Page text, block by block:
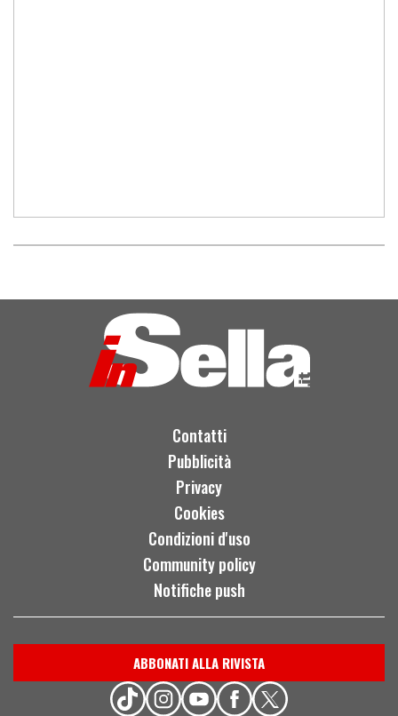
Contatti
Pubblicità
Privacy
Cookies
Condizioni d'uso
Community policy
Notifiche push
ABBONATI ALLA RIVISTA